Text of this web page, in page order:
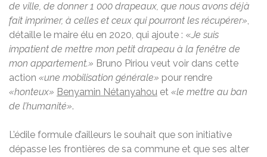
de ville, de donner 1 000 drapeaux, que nous avons déjà
fait imprimer, à celles et ceux qui pourront les récupérer»,
détaille le maire élu en 2020, qui ajoute : «Je suis
impatient de mettre mon petit drapeau à la fenêtre de
mon appartement.» Bruno Piriou veut voir dans cette
action «une mobilisation générale» pour rendre
«honteux» Benyamin Nétanyahou et «le mettre au ban
de l’humanité».
L’édile formule d’ailleurs le souhait que son initiative
dépasse les frontières de sa commune et que ses alter